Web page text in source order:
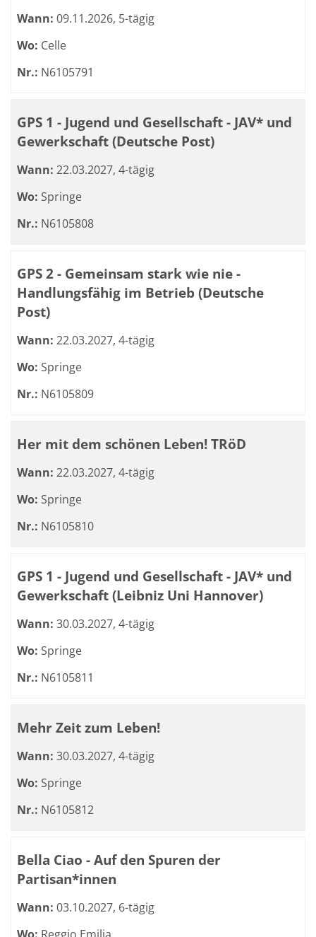
Wann: 09.11.2026, 5-tägig
Wo: Celle
Nr.: N6105791
GPS 1 - Jugend und Gesellschaft - JAV* und
Gewerkschaft (Deutsche Post)
Wann: 22.03.2027, 4-tägig
Wo: Springe
Nr.: N6105808
GPS 2 - Gemeinsam stark wie nie -
Handlungsfähig im Betrieb (Deutsche
Post)
Wann: 22.03.2027, 4-tägig
Wo: Springe
Nr.: N6105809
Her mit dem schönen Leben! TRöD
Wann: 22.03.2027, 4-tägig
Wo: Springe
Nr.: N6105810
GPS 1 - Jugend und Gesellschaft - JAV* und
Gewerkschaft (Leibniz Uni Hannover)
Wann: 30.03.2027, 4-tägig
Wo: Springe
Nr.: N6105811
Mehr Zeit zum Leben!
Wann: 30.03.2027, 4-tägig
Wo: Springe
Nr.: N6105812
Bella Ciao - Auf den Spuren der
Partisan*innen
Wann: 03.10.2027, 6-tägig